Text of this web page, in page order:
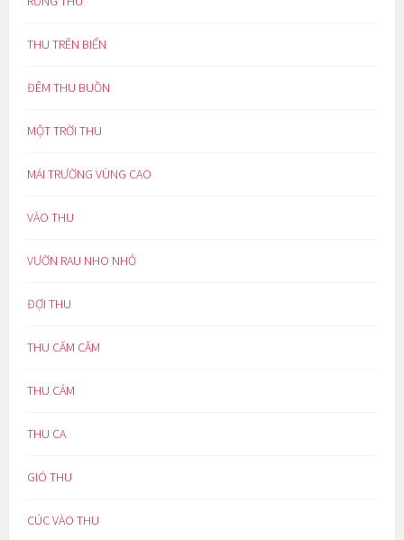
THU TRÊN BIỂN
ĐÊM THU BUỒN
MỘT TRỜI THU
MÁI TRƯỜNG VÙNG CAO
VÀO THU
VƯỜN RAU NHO NHỎ
ĐỢI THU
THU CĂM CĂM
THU CẢM
THU CA
GIÓ THU
CÚC VÀO THU